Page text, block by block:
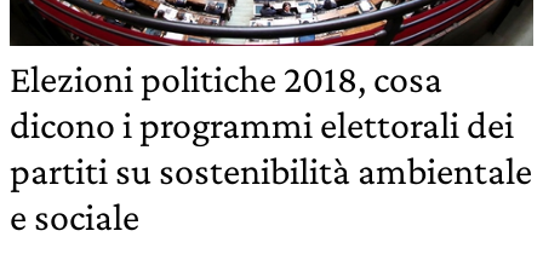
Elezioni politiche 2018, cosa
dicono i programmi elettorali dei
partiti su sostenibilità ambientale
e sociale